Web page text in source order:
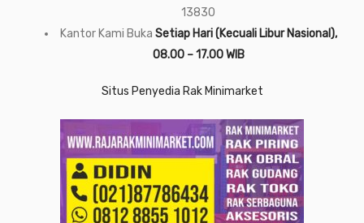
13830
Kantor Kami Buka Setiap Hari (Kecuali Libur Nasional),
08.00 – 17.00 WIB
Situs Penyedia Rak Minimarket